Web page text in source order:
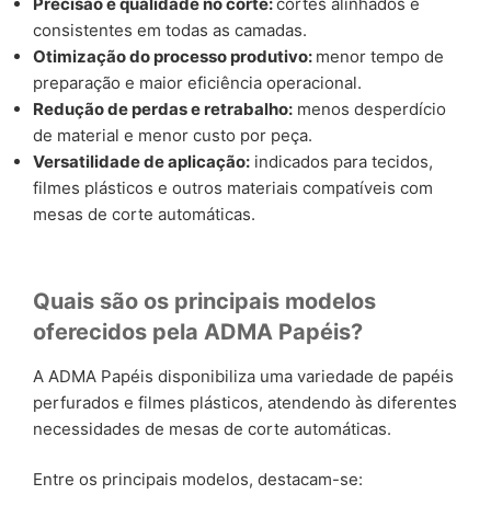
consistentes em todas as camadas.
Otimização do processo produtivo: menor tempo de
preparação e maior eficiência operacional.
Redução de perdas e retrabalho: menos desperdício
de material e menor custo por peça.
Versatilidade de aplicação: indicados para tecidos,
filmes plásticos e outros materiais compatíveis com
mesas de corte automáticas.
Quais são os principais modelos
oferecidos pela ADMA Papéis?
A ADMA Papéis disponibiliza uma variedade de papéis
perfurados e filmes plásticos, atendendo às diferentes
necessidades de mesas de corte automáticas.
Entre os principais modelos, destacam-se: